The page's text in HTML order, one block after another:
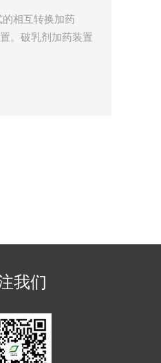
式的相互转换加药
。破乳剂加药装置
我们